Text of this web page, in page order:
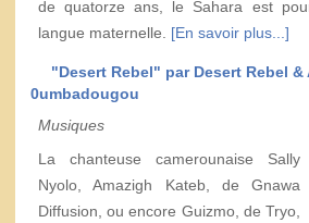
de quatorze ans, le Sahara est
langue maternelle. [En savoir plus...]
"Desert Rebel" par Desert Rebel &
0umbadougou
Musiques
La chanteuse camerounaise Sally
Nyolo, Amazigh Kateb, de Gnawa
Diffusion, ou encore Guizmo, de Tryo,